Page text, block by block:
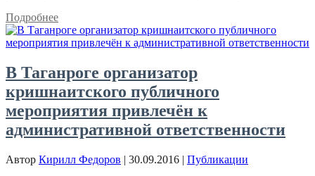
Подробнее
В Таганроге организатор
кришнаитского публичного
мероприятия привлечён к
административной ответственности
Автор Кирилл Федоров | 30.09.2016 | Публикации